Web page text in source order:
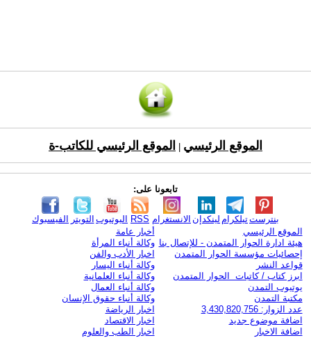
الموقع الرئيسي الموقع الرئيسي للكاتب-ة
تابعونا على:
الفيسبوك التويتر اليوتيوب RSS الانستغرام لينكدإن تيلكرامبنترست
الموقع الرئيسي
هيئة ادارة الحوار المتمدن - للإتصال بنا
إحصائيات مؤسسة الحوار المتمدن
قواعد النشر
ابرز كتاب / كاتبات الحوار المتمدن
يوتيوب التمدن
مكتبة التمدن
عدد الزوار: 3,430,820,756
اضافة موضوع جديد
اضافة الاخبار
أخبار عامة
وكالة أنباء المرأة
اخبار الأدب والفن
وكالة أنباء اليسار
وكالة أنباء العلمانية
وكالة أنباء العمال
وكالة أنباء حقوق الإنسان
اخبار الرياضة
اخبار الاقتصاد
اخبار الطب والعلوم